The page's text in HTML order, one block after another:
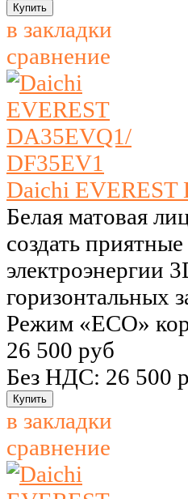
в закладки
сравнение
Daichi
Белая матовая
создать
электроэнергии
горизонтальных
Режим «ECO»
26 500 руб
Без НДС: 26 500
в закладки
сравнение